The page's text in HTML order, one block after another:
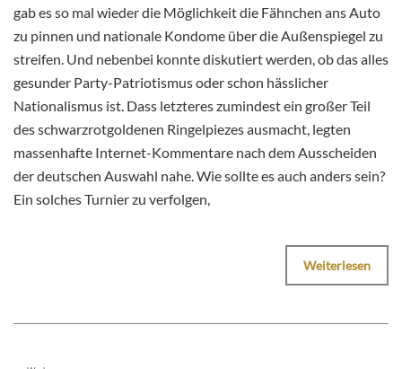
gab es so mal wieder die Möglichkeit die Fähnchen ans Auto
zu pinnen und nationale Kondome über die Außenspiegel zu
streifen. Und nebenbei konnte diskutiert werden, ob das alles
gesunder Party-Patriotismus oder schon hässlicher
Nationalismus ist. Dass letzteres zumindest ein großer Teil
des schwarzrotgoldenen Ringelpiezes ausmacht, legten
massenhafte Internet-Kommentare nach dem Ausscheiden
der deutschen Auswahl nahe. Wie sollte es auch anders sein?
Ein solches Turnier zu verfolgen,
Weiterlesen